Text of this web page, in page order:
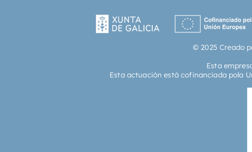
© 2025 Creado
Esta
Esta actuación está cofinanciada pola